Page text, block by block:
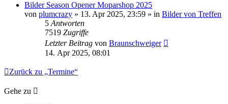
Bilder Season Opener Moparshop 2025
von plumcrazy » 13. Apr 2025, 23:59 » in Bilder von Treffen
5 Antworten
7519 Zugriffe
Letzter Beitrag von Braunschweiger
14. Apr 2025, 08:01
Zurück zu „Termine“
Gehe zu